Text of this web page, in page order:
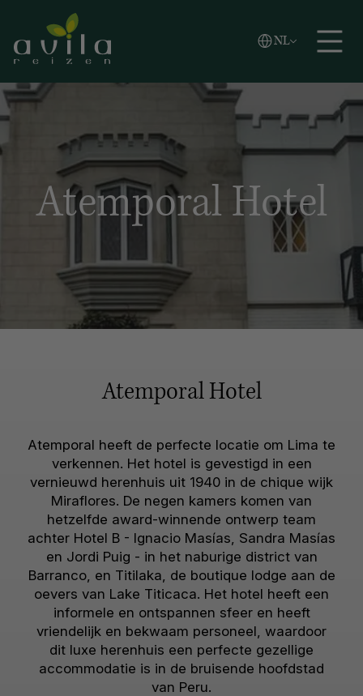
Zoeken
NL
Vlaams
English
Atemporal Hotel
Atemporal Hotel
Atemporal heeft de perfecte locatie om Lima te
verkennen. Het hotel is gevestigd in een
vernieuwd herenhuis uit 1940 in de chique wijk
Miraflores. De negen kamers komen van
hetzelfde award-winnende ontwerp team
achter Hotel B - Ignacio Masías, Sandra Masías
en Jordi Puig - in het naburige district van
Barranco, en Titilaka, de boutique lodge aan de
oevers van Lake Titicaca. Het hotel heeft een
informele en ontspannen sfeer en heeft
vriendelijk en bekwaam personeel, waardoor
dit luxe herenhuis een perfecte gezellige
accommodatie is in de bruisende hoofdstad
van Peru.